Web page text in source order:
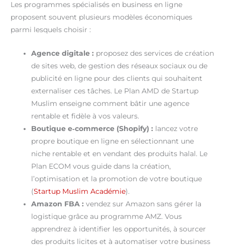
Les programmes spécialisés en business en ligne
proposent souvent plusieurs modèles économiques
parmi lesquels choisir :
Agence digitale : proposez des services de création
de sites web, de gestion des réseaux sociaux ou de
publicité en ligne pour des clients qui souhaitent
externaliser ces tâches. Le Plan AMD de Startup
Muslim enseigne comment bâtir une agence
rentable et fidèle à vos valeurs.
Boutique e‑commerce (Shopify) : lancez votre
propre boutique en ligne en sélectionnant une
niche rentable et en vendant des produits halal. Le
Plan ECOM vous guide dans la création,
l’optimisation et la promotion de votre boutique
(Startup Muslim Académie).
Amazon FBA : vendez sur Amazon sans gérer la
logistique grâce au programme AMZ. Vous
apprendrez à identifier les opportunités, à sourcer
des produits licites et à automatiser votre business